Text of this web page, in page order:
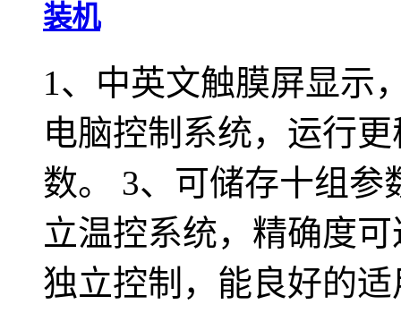
装机
1、中英文触膜屏显示
电脑控制系统，运行
数。 3、可储存十组参
立温控系统，精确度
独立控制，能良好的